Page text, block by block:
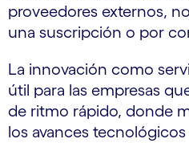
proveedores externos,
una suscripción o por
La innovación como
útil para las empresas
de ritmo rápido, donde
los avances